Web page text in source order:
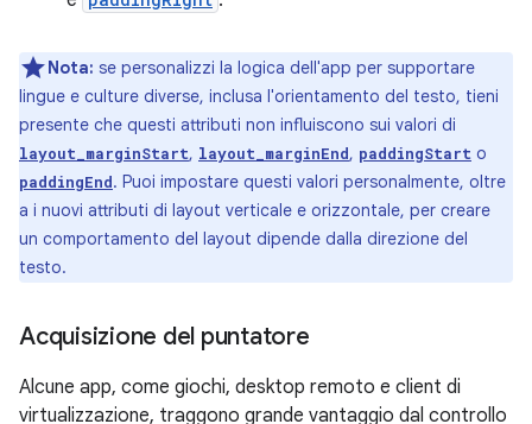
Nota: se personalizzi la logica dell'app per supportare
lingue e culture diverse, inclusa l'orientamento del testo, tieni
presente che questi attributi non influiscono sui valori di
layout_marginStart, layout_marginEnd, paddingStart o
paddingEnd. Puoi impostare questi valori personalmente, oltre
a i nuovi attributi di layout verticale e orizzontale, per creare
un comportamento del layout dipende dalla direzione del
testo.
Acquisizione del puntatore
Alcune app, come giochi, desktop remoto e client di
virtualizzazione, traggono grande vantaggio dal controllo